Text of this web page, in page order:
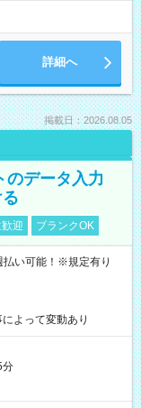
詳細へ
掲載日：2026.08.05
のデータ入力
迎 ブランクOK
い可能！※規定有り
よって変動あり
分